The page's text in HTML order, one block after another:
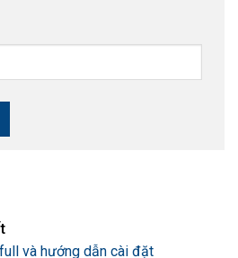
và hướng dẫn cài đặt